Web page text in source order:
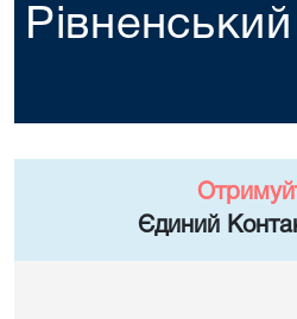
Єдиний